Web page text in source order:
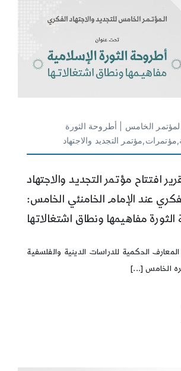
الخامس | أطروحة الثورة
التجديد والاجتهاد
افتتاح مؤتمر التجديد والاجتهاد
عند الإمام الخامنئي الخامس:
الثورة مفاهيمها ونطاق اشتغالاتها
الحكمية للدراسات الدينية والفلسفية
الخامس [...]